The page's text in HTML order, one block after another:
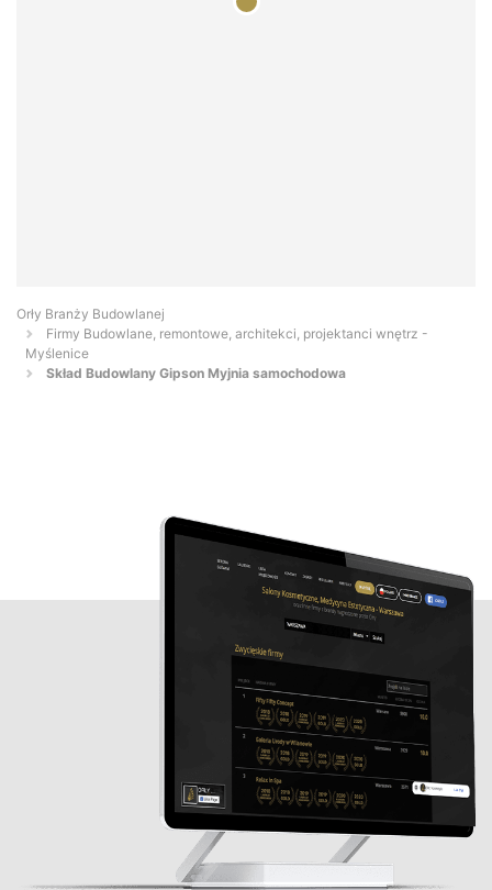
Orły Branży Budowlanej
Firmy Budowlane, remontowe, architekci, projektanci wnętrz -
Myślenice
Skład Budowlany Gipson Myjnia samochodowa